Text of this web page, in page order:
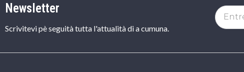
Newsletter
Scrivitevi pè seguità tutta l'attualità di a cumuna.